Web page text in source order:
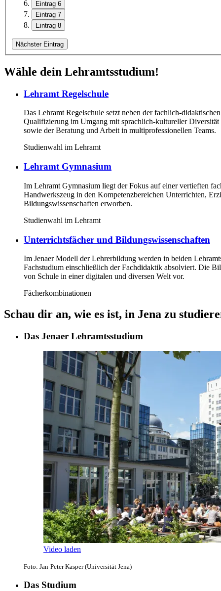
Eintrag 6
Eintrag 7
Eintrag 8
Nächster Eintrag
Wähle dein Lehramtsstudium!
Lehramt Regelschule
Das Lehramt Regelschule setzt neben der fachlich-
Qualifizierung im Umgang mit sprachlich-kultureller
sowie der Beratung und Arbeit in multiprofessionellen Teams.
Studienwahl im Lehramt
Lehramt Gymnasium
Im Lehramt Gymnasium liegt der Fokus auf einer vertieften
Handwerkszeug in den Kompetenzbereichen Unterrichten,
Bildungswissenschaften erworben.
Studienwahl im Lehramt
Unterrichtsfächer und Bildungswissenschaften
Im Jenaer Modell der Lehrerbildung werden in beiden
Fachstudium einschließlich der Fachdidaktik absolviert. Die
von Schule in einer digitalen und diversen Welt vor.
Fächerkombinationen
Schau dir an, wie es ist, in Jena zu
Das Jenaer Lehramtsstudium
Video laden
Foto: Jan-Peter Kasper (Universität Jena)
Das Studium